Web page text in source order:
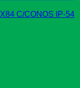
C/CONOS IP-54